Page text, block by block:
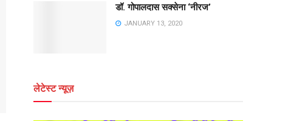
डॉ. गोपालदास सक्सेना ‘नीरज’
JANUARY 13, 2020
लेटेस्ट न्यूज़